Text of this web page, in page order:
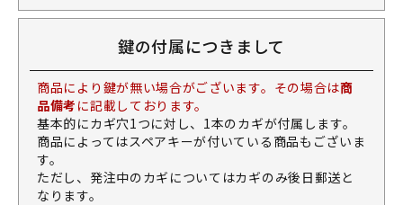
鍵の付属につきまして
商品により鍵が無い場合がございます。その場合は商
品備考 に記載しております。
基本的にカギ穴1つに対し、1本のカギが付属します。
商品によってはスペアキーが付いている商品もございま
す。
ただし、発注中のカギについてはカギのみ後日郵送と
なります。